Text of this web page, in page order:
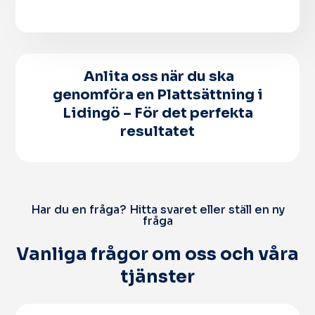
Anlita oss när du ska
genomföra en Plattsättning i
Lidingö – För det perfekta
resultatet
Har du en fråga? Hitta svaret eller ställ en ny
fråga
Vanliga frågor om oss och våra
tjänster